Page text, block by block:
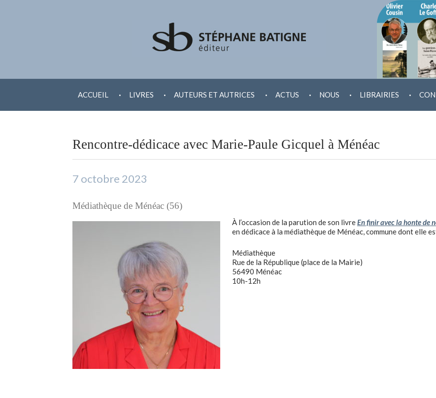
AU
ACCUEIL . LIVRES . AUTEURS ET AUTRICES . ACTUS . NOUS . LIBRAIRIES .
Rencontre-dédicace avec Marie-Paule Gicquel à Ménéac
7 octobre 2023
Médiathèque de Ménéac (56)
À l’occasion de la parution de son livreEn finir avec la honte de
en dédicace à la médiathèque de Ménéac, commune dont elle
Médiathèque
Rue de la République (place de la Mairie)
56490 Ménéac
10h-12h